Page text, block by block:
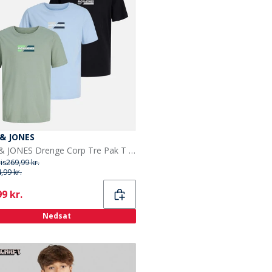
JONES
JACK & JONES Drenge Corp Tre Pak T shirts Cashmere Blue
269,99 kr.
kr.
kr.
Nedsat